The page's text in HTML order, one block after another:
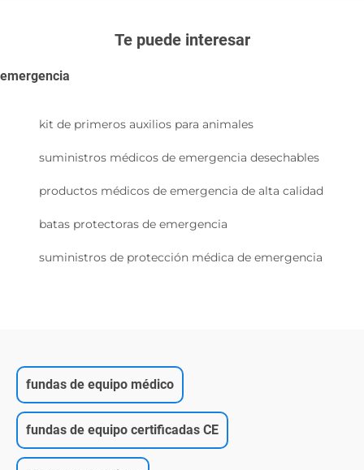
Te puede interesar
emergencia
kit de primeros auxilios para animales
suministros médicos de emergencia desechables
productos médicos de emergencia de alta calidad
batas protectoras de emergencia
suministros de protección médica de emergencia
fundas de equipo médico
fundas de equipo certificadas CE